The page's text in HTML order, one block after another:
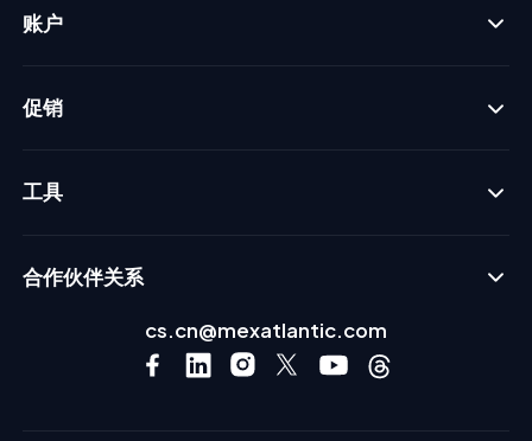
账户
促销
工具
合作伙伴关系
cs.cn@mexatlantic.com